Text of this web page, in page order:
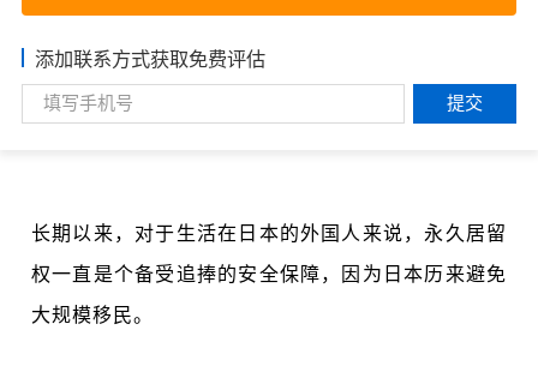
添加联系方式获取免费评估
提交
长期以来，对于生活在日本的外国人来说，永久居留
权一直是个备受追捧的安全保障，因为日本历来避免
大规模移民。